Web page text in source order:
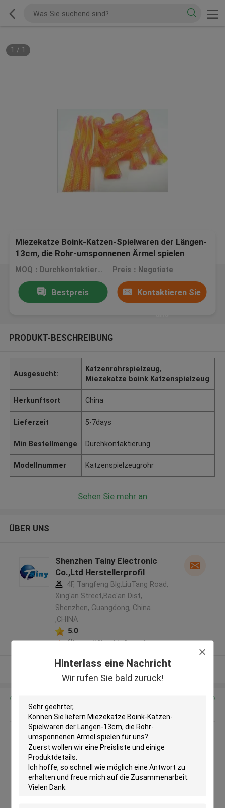
Hinterlass eine Nachricht
Wir rufen Sie bald zurück!
1 / 1
Miezekatze Boink-Katzen-Spielwaren der Längen-
13cm, die Rohr-umsponnenen Ärmel spielen
MOQ：Durchkontaktierung Preis：Negotiate
Bestpreis Kontaktieren Sie
PRODUKT-BESCHREIBUNG
Ausgesucht:
Katzenrohrspielzeug,
Miezekatze boink Katzenspielzeug
Herkunftsort China
Lieferzeit 5-7days
Min Bestellmenge Durchkontaktierung
Modellnummer Katzenspielzeugrohr
Sehen Sie mehr an
ÜBER UNS
Shenzhen Tainy Electronic
Co.,Ltd Herstellerprofil
4F, Tangfeng Blg,LiuTang Road,
Xing'an Street,Bao'an Dist,
Shenzhen, Guangdong, China
,CHINA
5.0
Überprüfter Lieferant
Sehen Sie mehr an
Erhalten Sie den besten Preis für
Miezekatze Boink-Katzen-
Spielwaren der Längen-13cm,
spielen